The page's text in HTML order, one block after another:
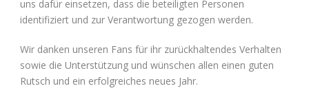
uns dafür einsetzen, dass die beteiligten Personen
identifiziert und zur Verantwortung gezogen werden.
Wir danken unseren Fans für ihr zurückhaltendes Verhalten
sowie die Unterstützung und wünschen allen einen guten
Rutsch und ein erfolgreiches neues Jahr.